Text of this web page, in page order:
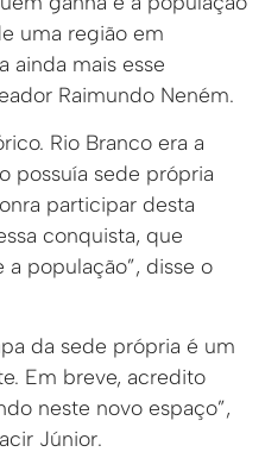
uma região em
ainda mais esse
Raimundo Neném.
Rio Branco era a
possuía sede própria
participar desta
conquista, que
população”, disse o
da sede própria é um
Em breve, acredito
neste novo espaço”,
Júnior.